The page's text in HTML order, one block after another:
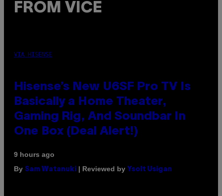
FROM VICE
VIA HISENSE
Hisense’s New U6SF Pro TV Is
Basically a Home Theater,
Gaming Rig, And Soundbar In
One Box (Deal Alert!)
9 hours ago
By Sam Watanuki | Reviewed by Ysolt Usigan